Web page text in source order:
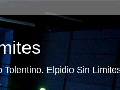
Elpidio Sin